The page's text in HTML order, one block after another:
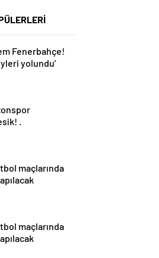
Fenerbahçe!
yolundu’
.
maçlarında
maçlarında